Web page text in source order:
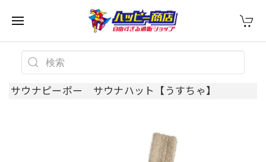
サウナピーポー サウナハット【うすちゃ】